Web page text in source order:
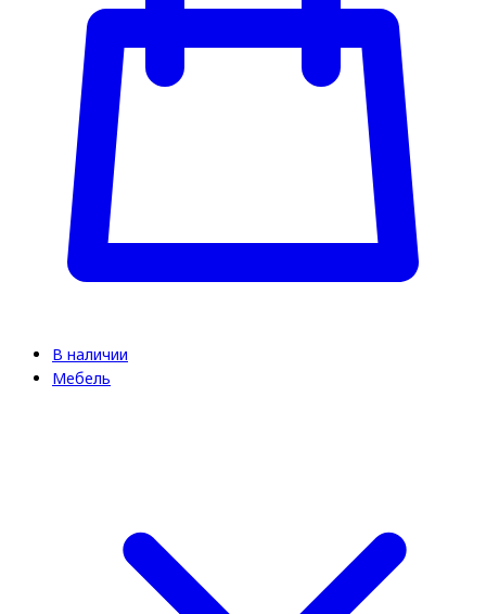
В наличии
Мебель